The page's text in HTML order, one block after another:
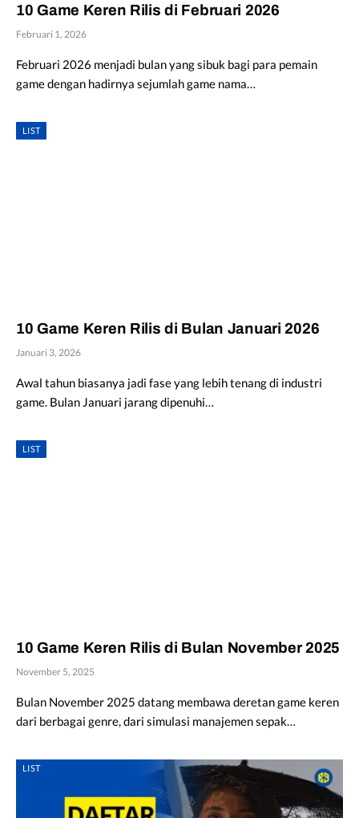
10 Game Keren Rilis di Februari 2026
Februari 1, 2026
Februari 2026 menjadi bulan yang sibuk bagi para pemain
game dengan hadirnya sejumlah game nama…
LIST
10 Game Keren Rilis di Bulan Januari 2026
Januari 3, 2026
Awal tahun biasanya jadi fase yang lebih tenang di industri
game. Bulan Januari jarang dipenuhi…
LIST
10 Game Keren Rilis di Bulan November 2025
November 5, 2025
Bulan November 2025 datang membawa deretan game keren
dari berbagai genre, dari simulasi manajemen sepak…
LIST